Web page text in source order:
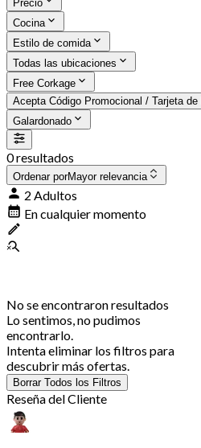
Precio
Cocina
Estilo de comida
Todas las ubicaciones
Free Corkage
Acepta Código Promocional / Tarjeta de
Galardonado
0 resultados
Ordenar porMayor relevancia
2 Adultos
En cualquier momento
No se encontraron resultados
Lo sentimos, no pudimos
encontrarlo.
Intenta eliminar los filtros para
descubrir más ofertas.
Borrar Todos los Filtros
Reseña del Cliente